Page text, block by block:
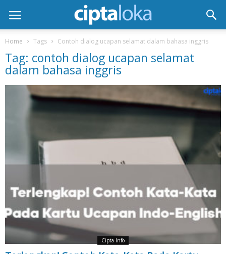
Home Tags Contoh dialog ucapan selamat dalam bahasa inggris
Tag: contoh dialog ucapan selamat
dalam bahasa inggris
Cipta Info